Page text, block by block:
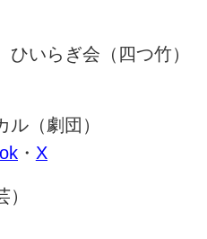
いらぎ会（四つ竹）
（劇団）
・ X